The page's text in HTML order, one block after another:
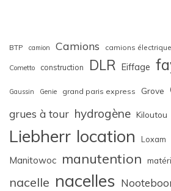
BTP camion Camions camions
Cometto construction DLR Eiffage
Gaussin Genie grand paris express Grove
grues à tour hydrogène Kiloutou
Liebherr location Loxam
Manitowoc manutention
nacelle nacelles